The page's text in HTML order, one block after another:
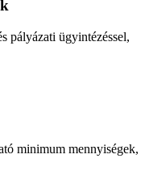
pályázati ügyintézéssel,
minimum mennyiségek,